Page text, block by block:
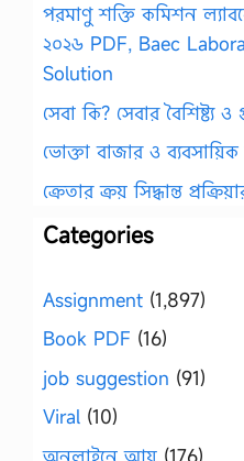
পরমাণু শক্তি কমিশন
২০২৬ PDF, Baec
Solution
সেবা কি? সেবার বৈশিষ্ট্য
ভোক্তা বাজার ও ব্যবসায়িক
ক্রেতার ক্রয় সিদ্ধান্ত
Categories
Assignment (1,897)
Book PDF (16)
job suggestion (91)
Viral (10)
অনলাইনে আয় (176)